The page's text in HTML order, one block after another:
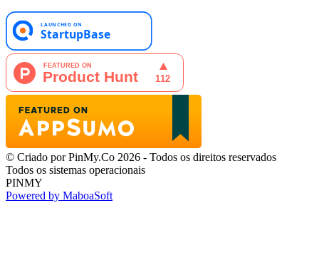
© Criado por PinMy.Co 2026 - Todos os direitos reservados
Todos os sistemas operacionais
PINMY
Powered by MaboaSoft